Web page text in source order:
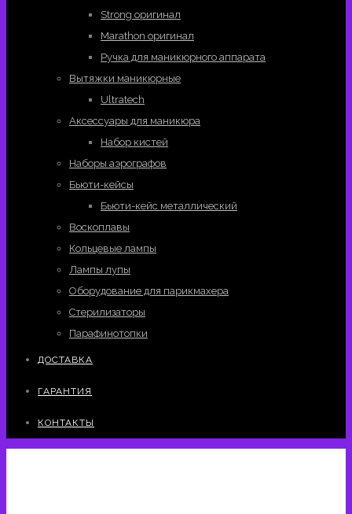
Strong оригинал
Marathon оригинал
Ручка для маникюрного аппарата
Вытяжки маникюрные
Ultratech
Аксессуары для маникюра
Набор кистей
Наборы аэрографов
Бьюти-кейсы
Бьюти-кейс металлический
Воскоплавы
Кольцевые лампы
Лампы лупы
Оборудование для парикмахера
Стерилизаторы
Парафинотопки
ДОСТАВКА
ГАРАНТИЯ
КОНТАКТЫ